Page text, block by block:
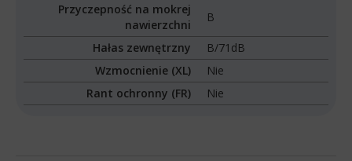
Przyczepność na mokrej
nawierzchni
B
Hałas zewnętrzny
B/71dB
Wzmocnienie (XL)
Nie
Rant ochronny (FR)
Nie